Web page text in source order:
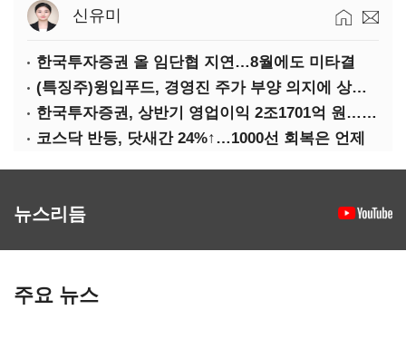
신유미
한국투자증권 올 임단협 지연…8월에도 미타결
(특징주)윙입푸드, 경영진 주가 부양 의지에 상한가
한국투자증권, 상반기 영업이익 2조1701억 원… 전년비 89.1%↑
코스닥 반등, 닷새간 24%↑…1000선 회복은 언제
뉴스리듬
주요 뉴스